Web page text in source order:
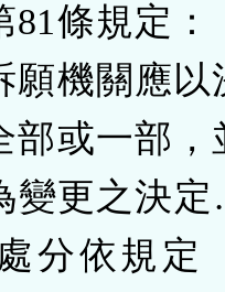
81條規定：
願機關應以
部或一部，
變更之決
分依規定